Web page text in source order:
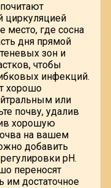
циркуляцией
место, где сосна
дня прямой
зон и
чтобы
инфекций.
хорошо
или
почву, удалив
хорошую
на вашем
добавить
pH.
переносят
им достаточное